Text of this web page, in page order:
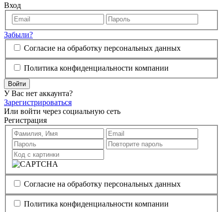
Вход
Забыли?
Согласие на обработку персональных данных
Политика конфиденциальности компании
Войти
У Вас нет аккаунта?
Зарегистрироваться
Или войти через социальную сеть
Регистрация
Согласие на обработку персональных данных
Политика конфиденциальности компании